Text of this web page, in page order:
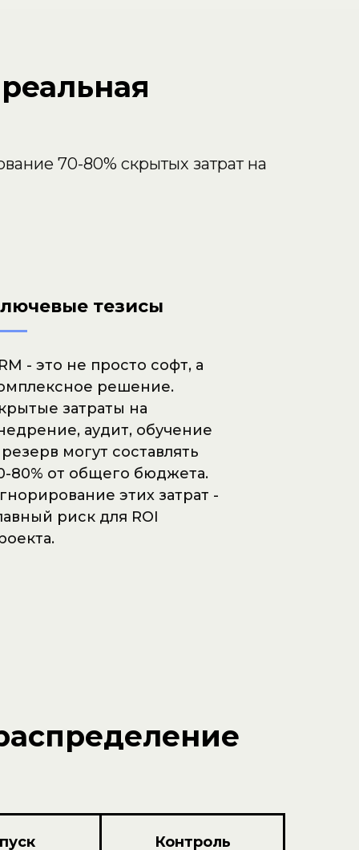
70-80% скрытых затрат на
тезисы
- это не просто софт, а
решение.
затраты на
аудит, обучение
могут составлять
80% от общего бюджета.
этих затрат -
риск для ROI
Контроль